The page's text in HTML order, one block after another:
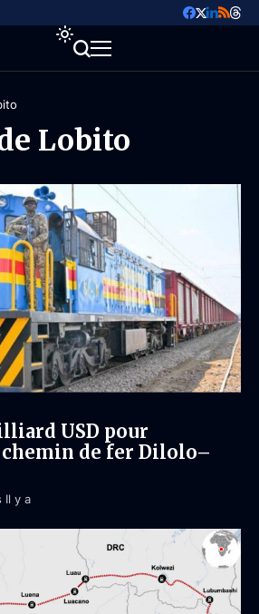
Lobito
USD pour
de fer Dilolo–
Il y a